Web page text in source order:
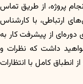
پروژه، از طریق تماس
یا دیگر کانال‌های ارتباطی، با کارشناس
از پیشرفت کار به
داشت که نظرات و
انطباق کامل با انتظارات